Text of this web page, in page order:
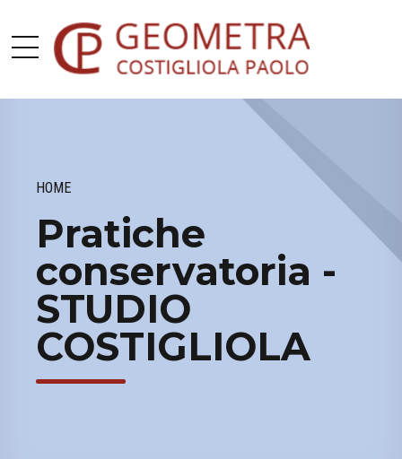
HOME
Pratiche
conservatoria -
STUDIO
COSTIGLIOLA